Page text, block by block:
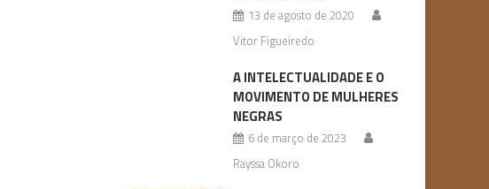
13 de agosto de 2020
Vitor Figueiredo
A INTELECTUALIDADE E O
MOVIMENTO DE MULHERES
NEGRAS
6 de março de 2023
Rayssa Okoro